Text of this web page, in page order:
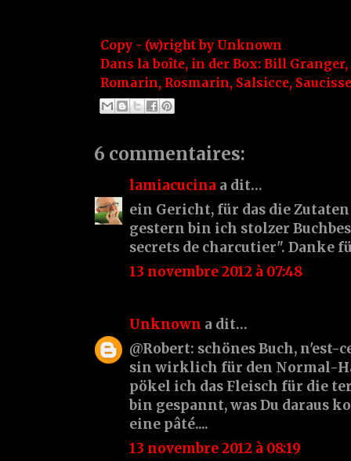
Copy - (w)right by Unknown
Dans la boîte, in der Box: Bill Granger,
Romarin, Rosmarin, Salsicce, Saucisse
6 commentaires:
lamiacucina a dit…
ein Gericht, für das die
gestern bin ich stolzer
secrets de charcutier". Danke
13 novembre 2012 à 07:48
Unknown a dit…
@Robert: schönes Buch, n'est-
sin wirklich für den Normal-
pökel ich das Fleisch für die
bin gespannt, was Du daraus
eine pâté....
13 novembre 2012 à 08:19